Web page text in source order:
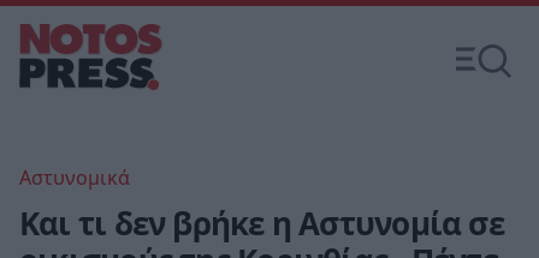
Αστυνομικά
Και τι δεν βρήκε η Αστυνομία σε